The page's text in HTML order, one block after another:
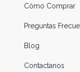
Cómo Comprar
Preguntas
Blog
Contactanos